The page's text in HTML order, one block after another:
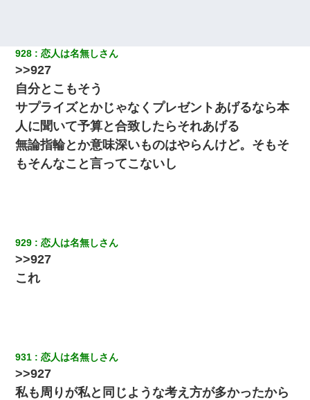
男だけどリベンジポノレノの被害者になって未だに人生が立ち直
せない
私『貯金貯まったし、やっと家建てられるね！』夫「実家を二世
帯住宅にした。それに貯金使った」→私『離婚しよう』夫「え
っ」私『使った貯金はあげるから』→すると…
私（23）冗談のつもりで上司（27）に胸を揉ませた結果・・・
日航機墜落事故の「ここからは日本語で大丈夫ですよ〜」の絶望
感がヤバイ・・・
928 恋人は名無しさん
>>927
自分とこもそう
サプライズとかじゃなくプレゼントあげるなら本
人に聞いて予算と合致したらそれあげる
無論指輪とか意味深いものはやらんけど。そもそ
もそんなこと言ってこないし
929 恋人は名無しさん
>>927
これ
931 恋人は名無しさん
>>927
私も周りが私と同じような考え方が多かったから